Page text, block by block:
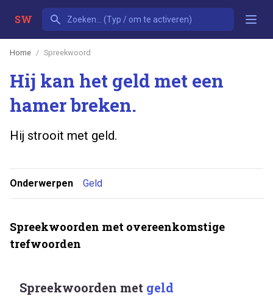
SW
Home Spreekwoord
Hij kan het geld met een
hamer breken.
Hij strooit met geld.
Onderwerpen Geld
Spreekwoorden met overeenkomstige
trefwoorden
Spreekwoorden met geld